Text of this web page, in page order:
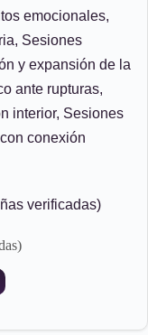
emocionales,
Sesiones
y expansión de la
ante rupturas,
interior, Sesiones
conexión
verificadas)